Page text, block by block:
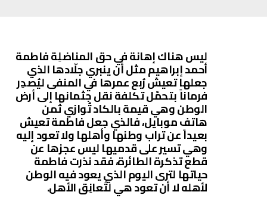
ليس هناك إهانة في حق المناضلِة فاطمة
أحمد إبراهيم مثل أن ينبري جلّادها الذي
جعلها تعيش رُبع عمرها في المنفى ليُصدِر
فرماناً بتحمّل تكلفة نقل جثمانها إلى أرض
الوطن وهي قيمة بالكاد تُوازي ثمن
هاتف موبايل، فالذي جعل فاطمة تعيش
بعيداً عن تراب وطنها وأهلها ولا تعود إليه
وهي تسير على قدميها ليس عجزها عن
قطع تذكرة الطائرة، فقد نذرت فاطمة
حياتها لترى اليوم الذي يعود فيه الوطن
لأهله لا أن تعود هي لتُعانِق الأهل.